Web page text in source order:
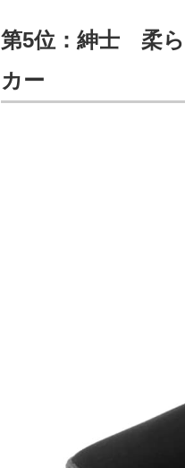
第5位：紳士 柔
カー